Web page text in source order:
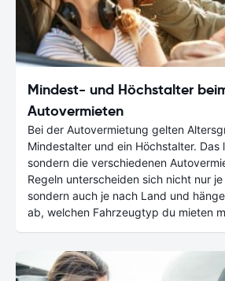
Mindest- und Höchstalter
Autovermieten
Bei der Autovermietung gelten
Mindestalter und ein Höchstalter.
sondern die verschiedenen
Regeln unterscheiden sich nicht nur je
sondern auch je nach Land und
ab, welchen Fahrzeugtyp du mieten